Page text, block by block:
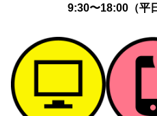
9:30〜18:00（平